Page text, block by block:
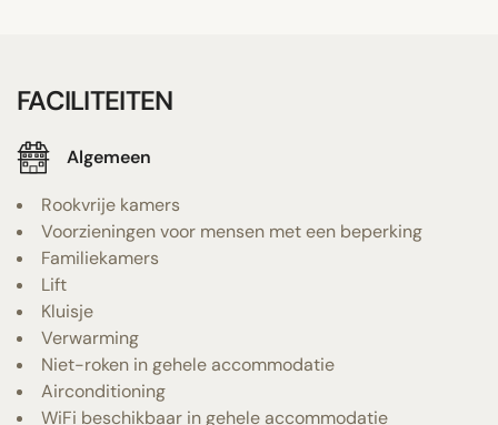
FACILITEITEN
Algemeen
Rookvrije kamers
Voorzieningen voor mensen met een beperking
Familiekamers
Lift
Kluisje
Verwarming
Niet-roken in gehele accommodatie
Airconditioning
WiFi beschikbaar in gehele accommodatie